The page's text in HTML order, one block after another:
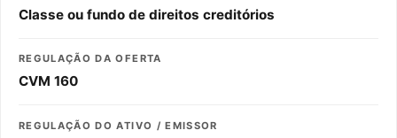
Classe ou fundo de direitos creditórios
REGULAÇÃO DA OFERTA
CVM 160
REGULAÇÃO DO ATIVO / EMISSOR